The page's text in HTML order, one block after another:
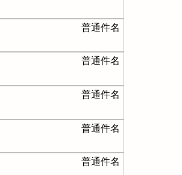
普通件名
普通件名
普通件名
普通件名
普通件名